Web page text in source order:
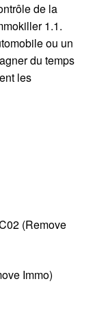
de la
1.1.
ou un
du temps
les
(Remove
Immo)